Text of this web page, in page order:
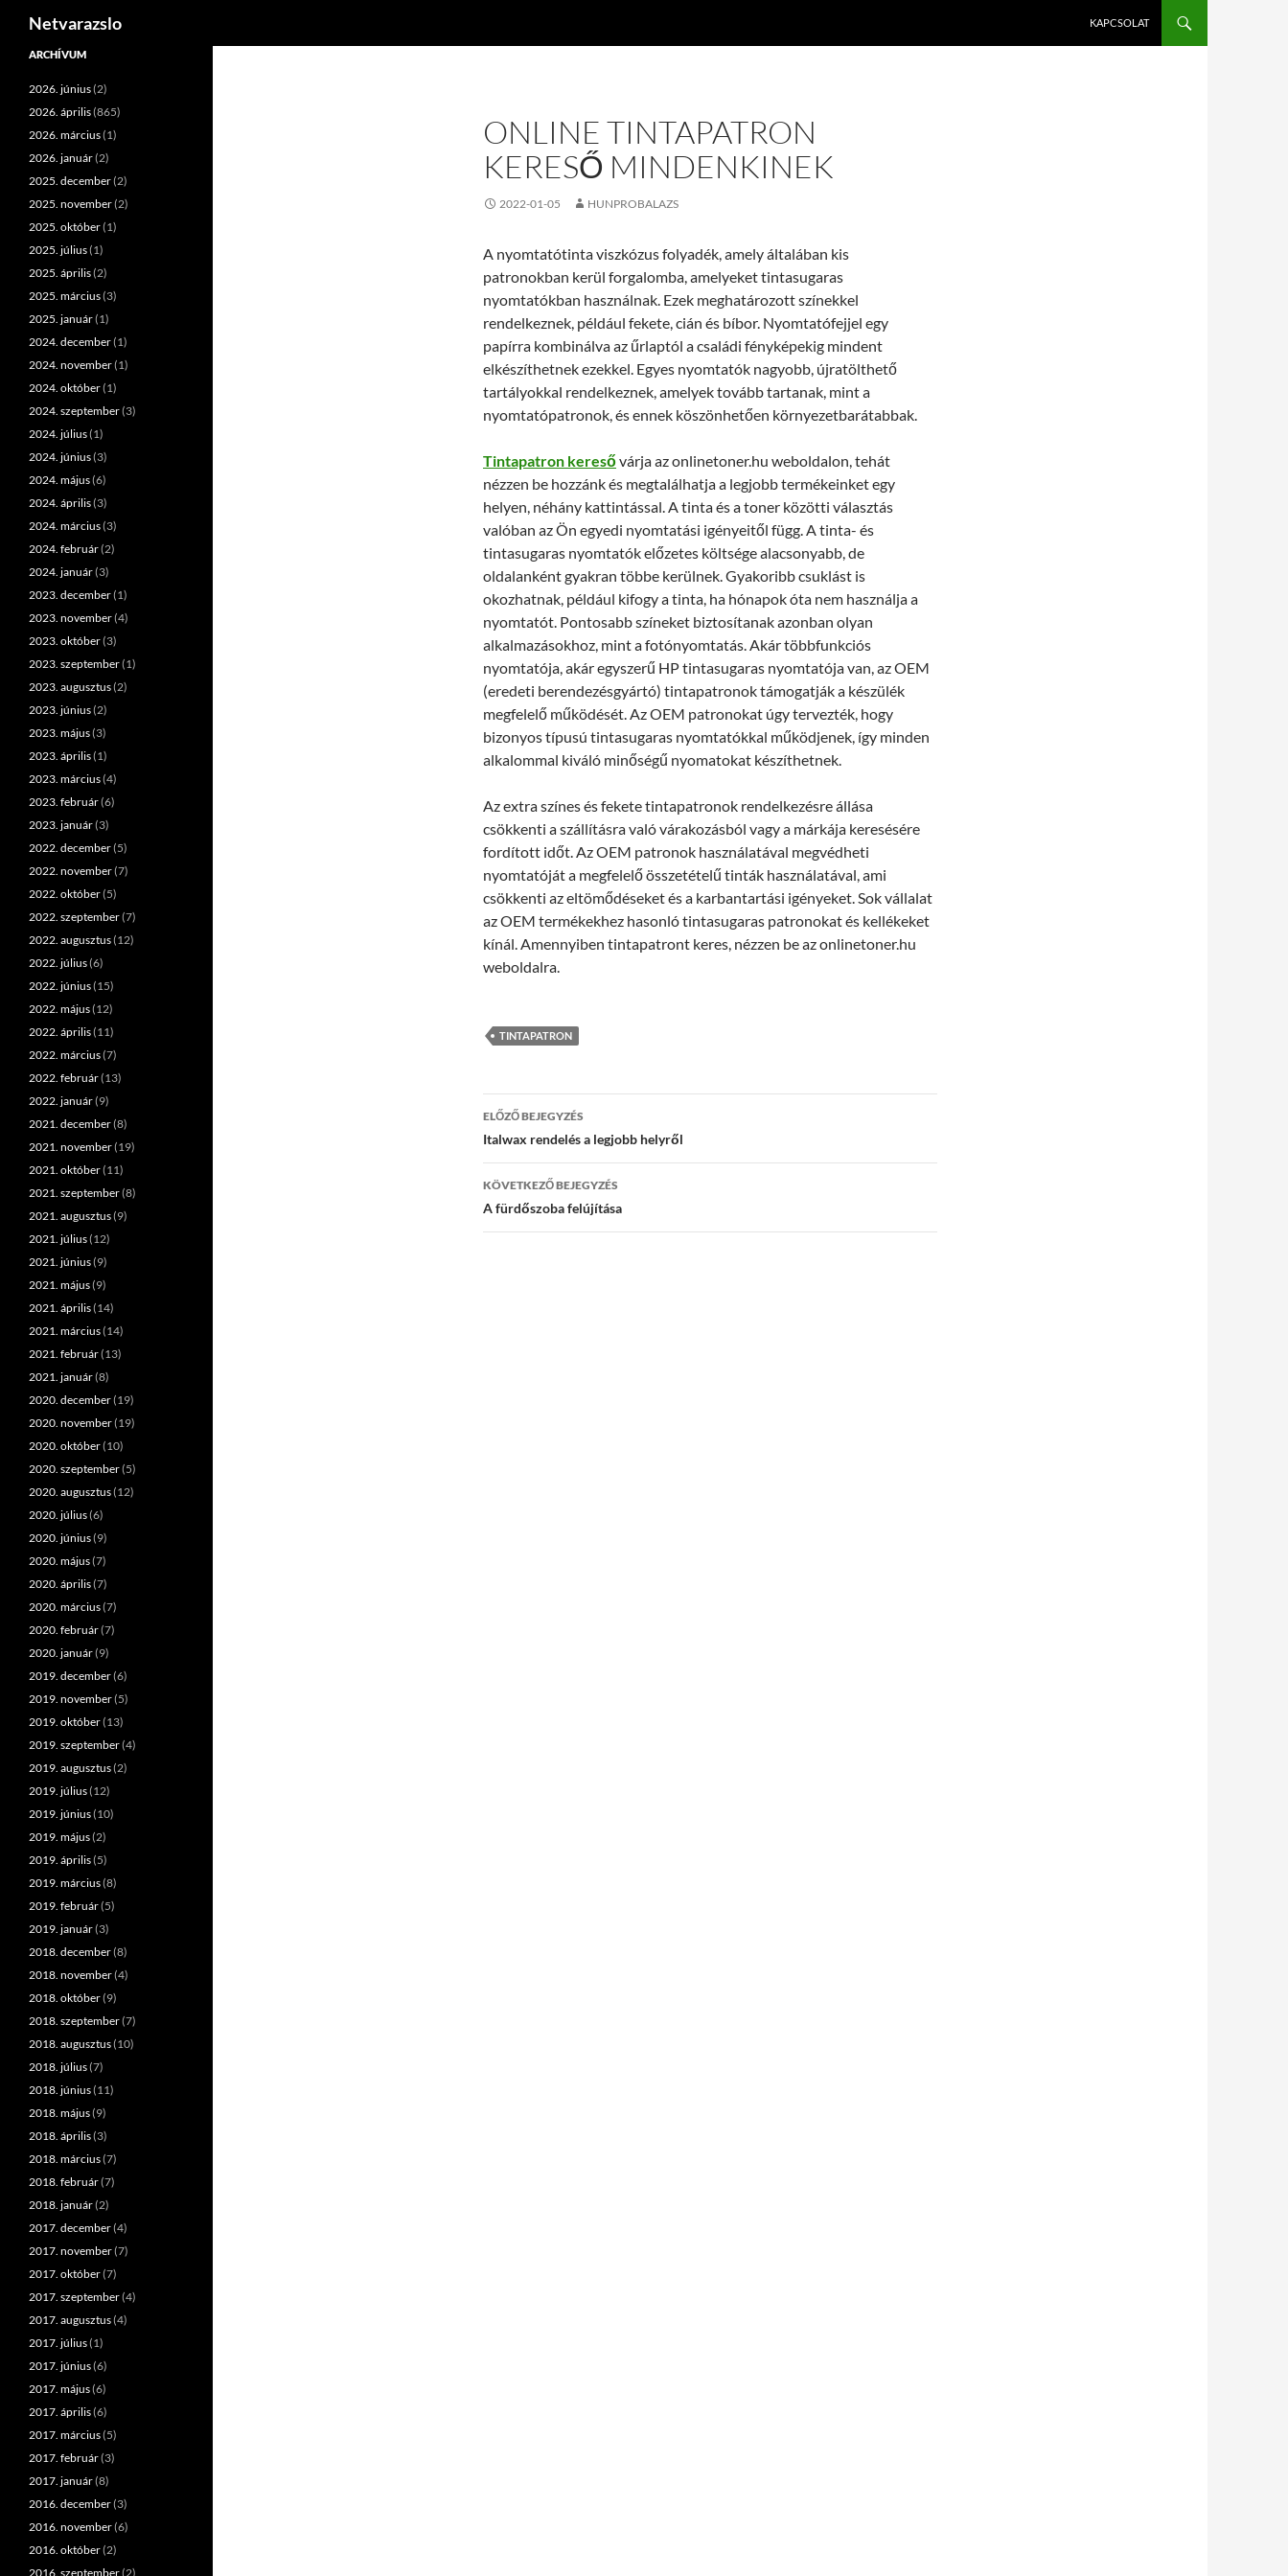
Kilépés
Netvarazslo KAPCSOLAT
ONLINE TINTAPATRON
KERESŐ MINDENKINEK
2022-01-05 HUNPROBALAZS
A nyomtatótinta viszkózus folyadék, amely általában kis
patronokban kerül forgalomba, amelyeket tintasugaras
nyomtatókban használnak. Ezek meghatározott színekkel
rendelkeznek, például fekete, cián és bíbor. Nyomtatófejjel egy
papírra kombinálva az űrlaptól a családi fényképekig mindent
elkészíthetnek ezekkel. Egyes nyomtatók nagyobb, újratölthető
tartályokkal rendelkeznek, amelyek tovább tartanak, mint a
nyomtatópatronok, és ennek köszönhetően környezetbarátabbak.
Tintapatron keresővárja az onlinetoner.hu weboldalon, tehát
nézzen be hozzánk és megtalálhatja a legjobb termékeinket egy
helyen, néhány kattintással. A tinta és a toner közötti választás
valóban az Ön egyedi nyomtatási igényeitől függ. A tinta- és
tintasugaras nyomtatók előzetes költsége alacsonyabb, de
oldalanként gyakran többe kerülnek. Gyakoribb csuklást is
okozhatnak, például kifogy a tinta, ha hónapok óta nem használja a
nyomtatót. Pontosabb színeket biztosítanak azonban olyan
alkalmazásokhoz, mint a fotónyomtatás. Akár többfunkciós
nyomtatója, akár egyszerű HP tintasugaras nyomtatója van, az OEM
(eredeti berendezésgyártó) tintapatronok támogatják a készülék
megfelelő működését. Az OEM patronokat úgy tervezték, hogy
bizonyos típusú tintasugaras nyomtatókkal működjenek, így minden
alkalommal kiváló minőségű nyomatokat készíthetnek.
Az extra színes és fekete tintapatronok rendelkezésre állása
csökkenti a szállításra való várakozásból vagy a márkája keresésére
fordított időt. Az OEM patronok használatával megvédheti
nyomtatóját a megfelelő összetételű tinták használatával, ami
csökkenti az eltömődéseket és a karbantartási igényeket. Sok vállalat
az OEM termékekhez hasonló tintasugaras patronokat és kellékeket
kínál. Amennyiben tintapatront keres, nézzen be az onlinetoner.hu
weboldalra.
TINTAPATRON
Bejegyzés
navigáció
ELŐZŐ BEJEGYZÉS
Italwax rendelés a legjobb helyről
KÖVETKEZŐ BEJEGYZÉS
A fürdőszoba felújítása
ARCHÍVUM
2026. június(2)
2026. április(865)
2026. március(1)
2026. január(2)
2025. december(2)
2025. november(2)
2025. október(1)
2025. július(1)
2025. április(2)
2025. március(3)
2025. január(1)
2024. december(1)
2024. november(1)
2024. október(1)
2024. szeptember(3)
2024. július(1)
2024. június(3)
2024. május(6)
2024. április(3)
2024. március(3)
2024. február(2)
2024. január(3)
2023. december(1)
2023. november(4)
2023. október(3)
2023. szeptember(1)
2023. augusztus(2)
2023. június(2)
2023. május(3)
2023. április(1)
2023. március(4)
2023. február(6)
2023. január(3)
2022. december(5)
2022. november(7)
2022. október(5)
2022. szeptember(7)
2022. augusztus(12)
2022. július(6)
2022. június(15)
2022. május(12)
2022. április(11)
2022. március(7)
2022. február(13)
2022. január(9)
2021. december(8)
2021. november(19)
2021. október(11)
2021. szeptember(8)
2021. augusztus(9)
2021. július(12)
2021. június(9)
2021. május(9)
2021. április(14)
2021. március(14)
2021. február(13)
2021. január(8)
2020. december(19)
2020. november(19)
2020. október(10)
2020. szeptember(5)
2020. augusztus(12)
2020. július(6)
2020. június(9)
2020. május(7)
2020. április(7)
2020. március(7)
2020. február(7)
2020. január(9)
2019. december(6)
2019. november(5)
2019. október(13)
2019. szeptember(4)
2019. augusztus(2)
2019. július(12)
2019. június(10)
2019. május(2)
2019. április(5)
2019. március(8)
2019. február(5)
2019. január(3)
2018. december(8)
2018. november(4)
2018. október(9)
2018. szeptember(7)
2018. augusztus(10)
2018. július(7)
2018. június(11)
2018. május(9)
2018. április(3)
2018. március(7)
2018. február(7)
2018. január(2)
2017. december(4)
2017. november(7)
2017. október(7)
2017. szeptember(4)
2017. augusztus(4)
2017. július(1)
2017. június(6)
2017. május(6)
2017. április(6)
2017. március(5)
2017. február(3)
2017. január(8)
2016. december(3)
2016. november(6)
2016. október(2)
2016. szeptember(2)